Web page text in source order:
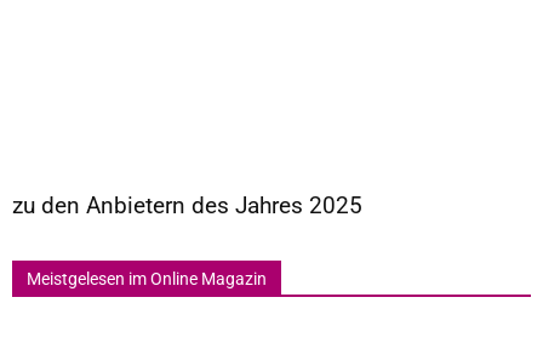
zu den Anbietern des Jahres 2025
Meistgelesen im Online Magazin